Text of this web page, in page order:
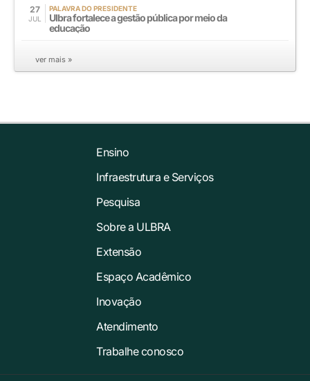
27
JUL
PALAVRA DO PRESIDENTE
Ulbra fortalece a gestão pública por meio da
educação
ver mais »
Ensino
Infraestrutura e Serviços
Pesquisa
Sobre a ULBRA
Extensão
Espaço Acadêmico
Inovação
Atendimento
Trabalhe conosco